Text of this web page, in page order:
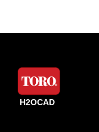
H2OCAD